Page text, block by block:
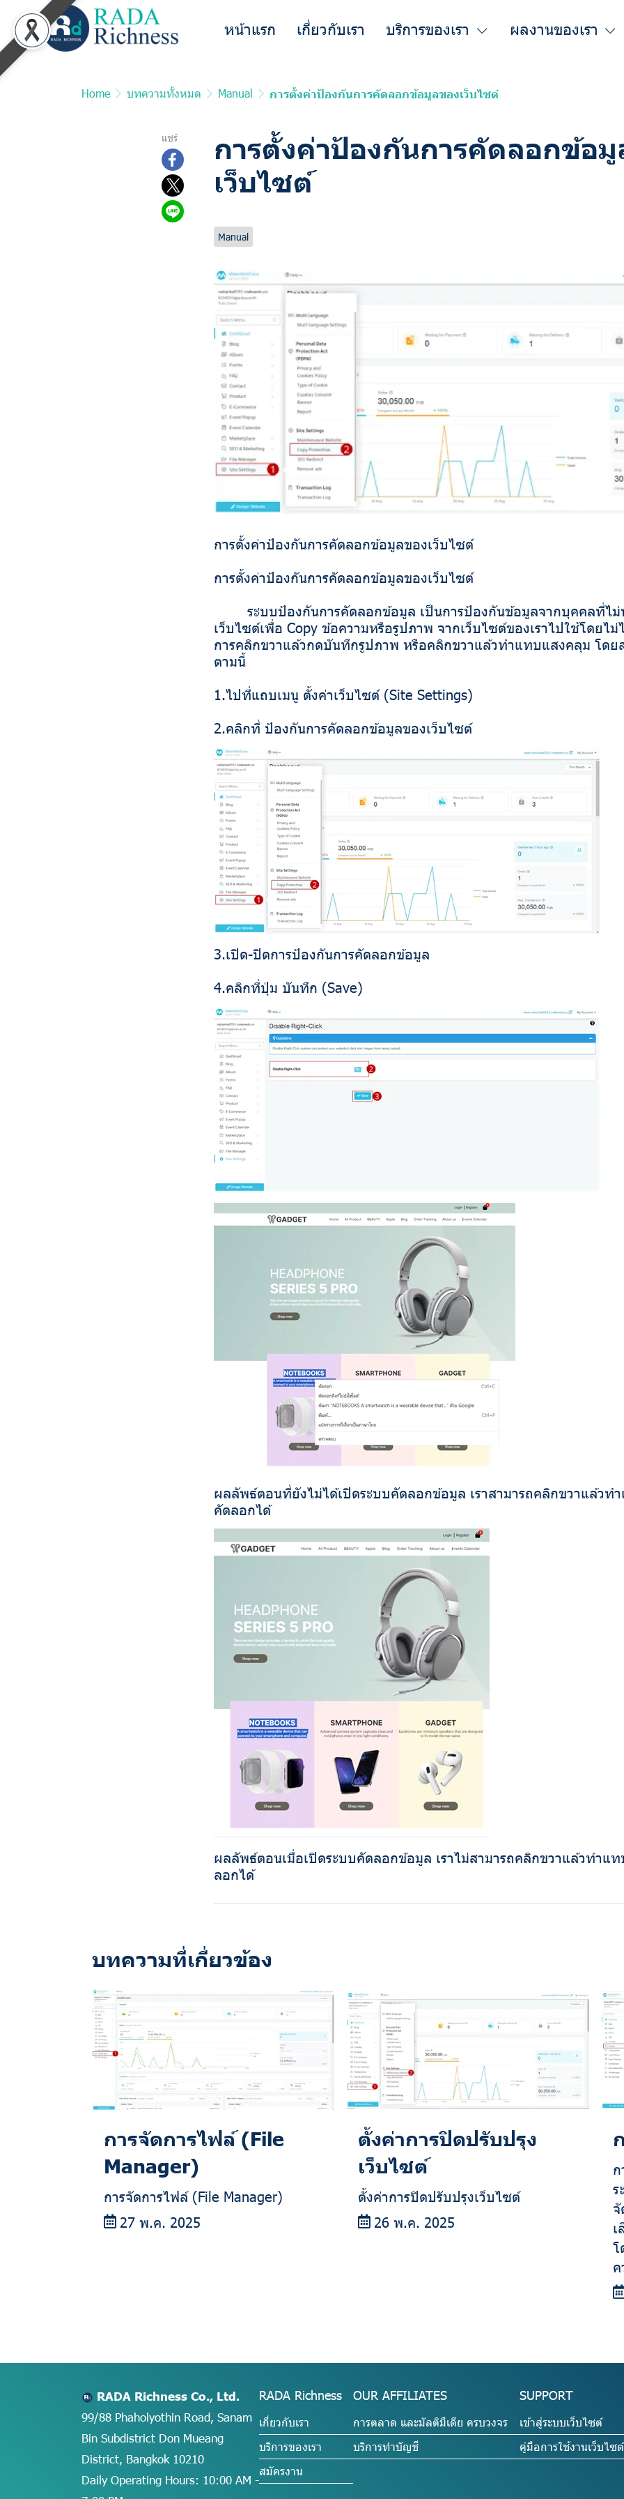
หน้าแรก เกี่ยวกับเรา บริการของเรา ผลงานของเรา
Home บทความทั้งหมด Manual การตั้งค่าป้องกันการคัดลอกข้อมูลของเว็บไซต์
แชร์
การตั้งค่าป้องกันการคัดลอกข้อมู
เว็บไซต์
Manual
การตั้งค่าป้องกันการคัดลอกข้อมูลของเว็บไซต์
การตั้งค่าป้องกันการคัดลอกข้อมูลของเว็บไซต์
ระบบป้องกันการคัดลอกข้อมูล เป็นการป้องกันข้อมูลจากบุคคลที่ไม่
เว็บไซต์เพื่อ Copy ข้อความหรือรูปภาพ จากเว็บไซต์ของเราไปใช้โดยไ
การคลิกขวาแล้วกดบันทึกรูปภาพ หรือคลิกขวาแล้วทำแทบแสงคลุม โดย
ตามนี้
1.ไปที่แถบเมนู ตั้งค่าเว็บไซต์ (Site Settings)
2.คลิกที่ ป้องกันการคัดลอกข้อมูลของเว็บไซต์
3.เปิด-ปิดการป้องกันการคัดลอกข้อมูล
4.คลิกที่ปุ่ม บันทึก (Save)
ผลลัพธ์ตอนที่ยังไม่ได้เปิดระบบคัดลอกข้อมูล เราสามารถคลิกขวาแล้วท
คัดลอกได้
ผลลัพธ์ตอนเมื่อเปิดระบบคัดลอกข้อมูล เราไม่สามารถคลิกขวาแล้วทำแ
ลอกได้
บทความที่เกี่ยวข้อง
การจัดการไฟล์ (File
Manager)
การจัดการไฟล์ (File Manager)
27 พ.ค. 2025
ตั้งค่าการปิดปรับปรุง
เว็บไซต์
ตั้งค่าการปิดปรับปรุงเว็บไซต์
26 พ.ค. 2025
ร
โ
RADA Richness Co., Ltd.
99/88 Phaholyothin Road, Sanam
Bin Subdistrict Don Mueang
District, Bangkok 10210
Daily Operating Hours: 10:00 AM -
RADA Richness
เกี่ยวกับเรา
บริการของเรา
สมัครงาน
OUR AFFILIATES
การตลาด และมัลติมีเดีย ครบวงจร
บริการทำบัญชี
SUPPORT
เข้าสู่ระบบเว็บไซต์
คู่มือการใช้งานเว็บไซต์